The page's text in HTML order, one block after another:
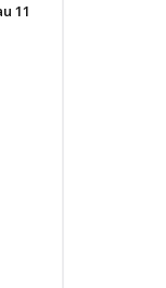
11